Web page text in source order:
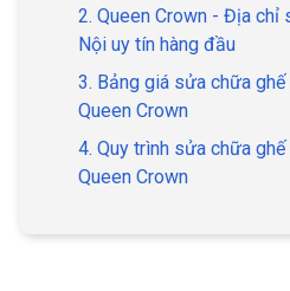
2. Queen Crown - Địa
Nội uy tín hàng đầu
3. Bảng giá sửa chữa
Queen Crown
4. Quy trình sửa chữa
Queen Crown